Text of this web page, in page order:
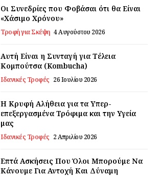
Οι Συνεδρίες που Φοβάσαι ότι θα Είναι
«Χάσιμο Χρόνου»
Τροφή για Σκέψη 4 Αυγούστου 2026
Αυτή Είναι η Συνταγή για Τέλεια
Κομπούτσα (Kombucha)
Ιδανικές Τροφές 26 Ιουλίου 2026
Η Κρυφή Αλήθεια για τα Υπερ-
επεξεργασμένα Τρόφιμα και την Υγεία
μας
Ιδανικές Τροφές 2 Απριλίου 2026
Επτά Ασκήσεις Που Όλοι Μπορούμε Να
Κάνουμε Για Αντοχή Και Δύναμη